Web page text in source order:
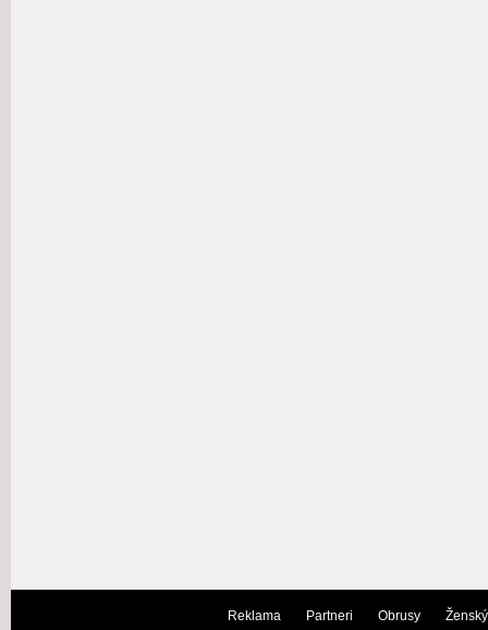
Reklama Partneri Obrusy